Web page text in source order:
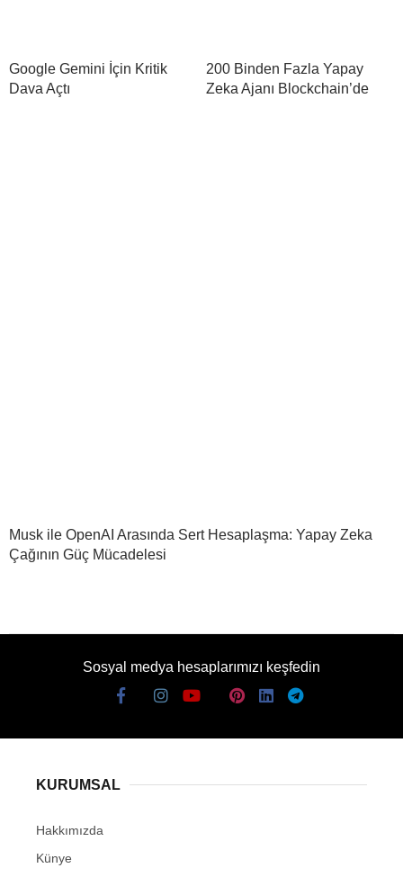
Google Gemini İçin Kritik
Dava Açtı
200 Binden Fazla Yapay
Zeka Ajanı Blockchain’de
Musk ile OpenAI Arasında Sert Hesaplaşma: Yapay Zeka
Çağının Güç Mücadelesi
Sosyal medya hesaplarımızı keşfedin
KURUMSAL
Hakkımızda
Künye